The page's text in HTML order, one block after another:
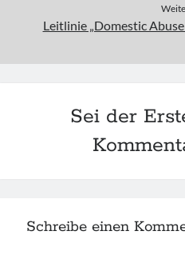
Leitlinie „Domestic
Sei der
Schreibe einen